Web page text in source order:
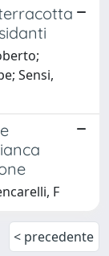
Sensi,
F
< precedente